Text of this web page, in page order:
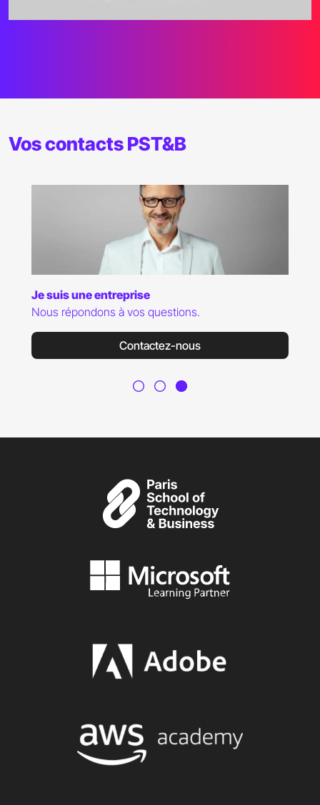
Vos contacts PST&B
Je suis une entreprise
Nous répondons à vos questions.
Contactez-nous